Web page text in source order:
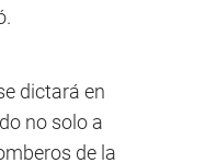
dictará en
no solo a
de la